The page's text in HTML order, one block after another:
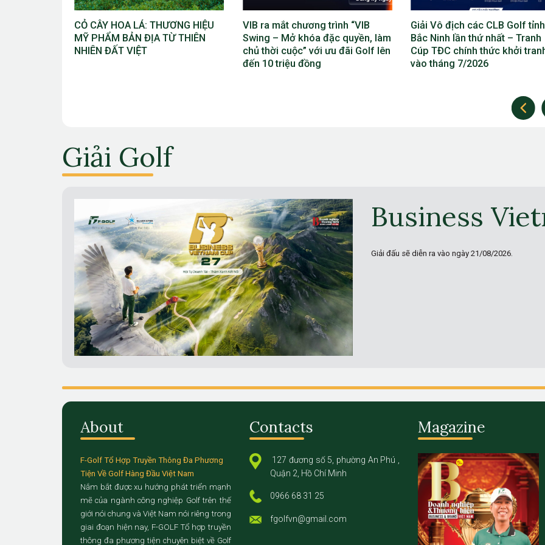
VIB ra mắt chương trình “VIB
Swing – Mở khóa đặc quyền, làm
chủ thời cuộc” với ưu đãi Golf lên
Giải Vô địch các CLB Golf tỉnh
Bắc Ninh lần thứ nhất – Tranh
Cúp TĐC chính thức khởi tranh
vào tháng 7/2026
Lộ diện bộ máy điều hành Giải
địch các CLB Golf tỉnh Bắc
lần thứ nhất
Giải Golf
Business
Giải đấu sẽ diễn ra vào ngày 21/08/2026.
About
F-Golf Tổ Hợp Truyền Thông Đa Phương
Tiện Về Golf Hàng Đầu Việt Nam
Nắm bắt được xu hướng phát triển mạnh
mẽ của ngành công nghiệp Golf trên thế
giới nói chung và Việt Nam nói riêng trong
giai đoạn hiện nay, F-GOLF Tổ hợp truyền
thông đa phương tiện chuyên biệt về Golf
Contacts
127 đương số 5, phường An Phú ,
Quận 2, Hồ Chí Minh
0966 68 31 25
fgolfvn@gmail.com
Magazine